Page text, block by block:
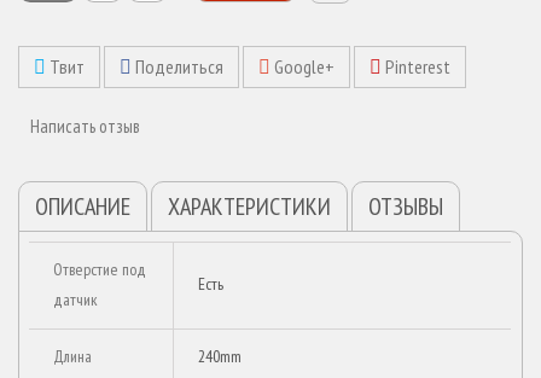
Твит Поделиться Google+ Pinterest
Написать отзыв
ОПИСАНИЕ ХАРАКТЕРИСТИКИ ОТЗЫВЫ
Отверстие под
датчик
Есть
Длина 240mm